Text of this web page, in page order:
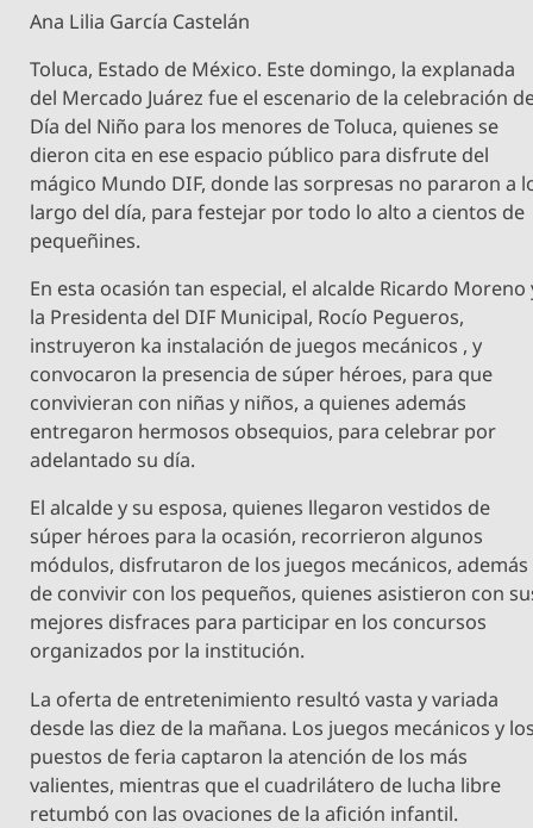
Ana Lilia García Castelán
Toluca, Estado de México. Este domingo, la explanada
del Mercado Juárez fue el escenario de la celebración
Día del Niño para los menores de Toluca, quienes se
dieron cita en ese espacio público para disfrute del
mágico Mundo DIF, donde las sorpresas no pararon a
largo del día, para festejar por todo lo alto a cientos de
pequeñines.
En esta ocasión tan especial, el alcalde Ricardo Moreno
la Presidenta del DIF Municipal, Rocío Pegueros,
instruyeron ka instalación de juegos mecánicos , y
convocaron la presencia de súper héroes, para que
convivieran con niñas y niños, a quienes además
entregaron hermosos obsequios, para celebrar por
adelantado su día.
El alcalde y su esposa, quienes llegaron vestidos de
súper héroes para la ocasión, recorrieron algunos
módulos, disfrutaron de los juegos mecánicos, además
de convivir con los pequeños, quienes asistieron con
mejores disfraces para participar en los concursos
organizados por la institución.
La oferta de entretenimiento resultó vasta y variada
desde las diez de la mañana. Los juegos mecánicos y
puestos de feria captaron la atención de los más
valientes, mientras que el cuadrilátero de lucha libre
retumbó con las ovaciones de la afición infantil.